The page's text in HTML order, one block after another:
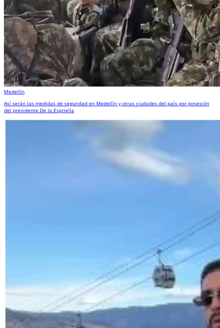
Medellín
Así serán las medidas de seguridad en Medellín y otras ciudades del país por posesión
del presidente De la Espriella